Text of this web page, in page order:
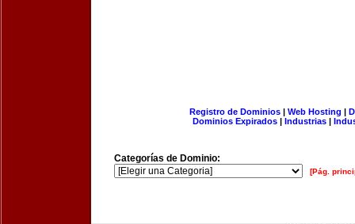
Registro de Dominios| Web Hosting |
Dominios Expirados | Industrias |
Categorías de Dominio:
[Pág.